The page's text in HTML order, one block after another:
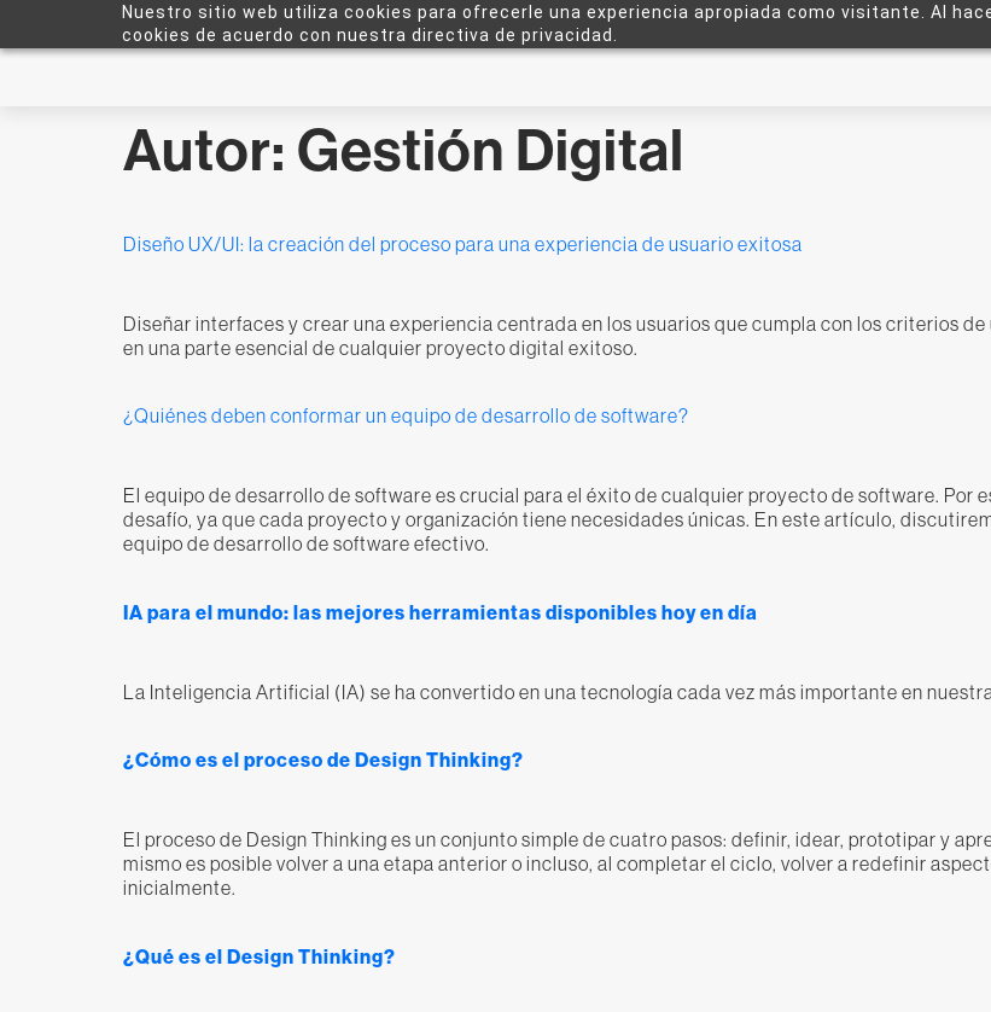
Nuestro sitio web utiliza cookies para ofrecerle una experiencia apropiada como visitante. Al
cookies de acuerdo con nuestra directiva de privacidad.
Autor: Gestión Digital
Diseño UX/UI: la creación del proceso para una experiencia de usuario exitosa
Diseñar interfaces y crear una experiencia centrada en los usuarios que cumpla con los criterios
en una parte esencial de cualquier proyecto digital exitoso.
¿Quiénes deben conformar un equipo de desarrollo de software?
El equipo de desarrollo de software es crucial para el éxito de cualquier proyecto de software. Por
desafío, ya que cada proyecto y organización tiene necesidades únicas. En este artículo,
equipo de desarrollo de software efectivo.
IA para el mundo: las mejores herramientas disponibles hoy en día
La Inteligencia Artificial (IA) se ha convertido en una tecnología cada vez más importante en
¿Cómo es el proceso de Design Thinking?
El proceso de Design Thinking es un conjunto simple de cuatro pasos: definir, idear, prototipar y
mismo es posible volver a una etapa anterior o incluso, al completar el ciclo, volver a redefinir
inicialmente.
¿Qué es el Design Thinking?